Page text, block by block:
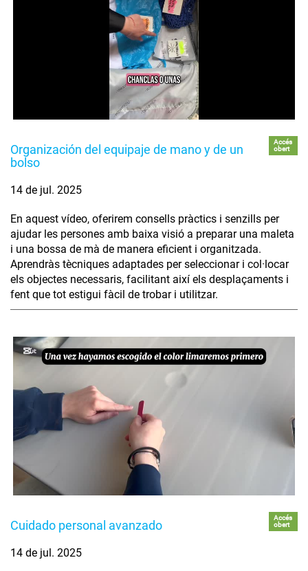
Organización del equipaje de mano y de un
bolso
Accés
obert
14 de jul. 2025
En aquest vídeo, oferirem consells pràctics i senzills per
ajudar les persones amb baixa visió a preparar una maleta
i una bossa de mà de manera eficient i organitzada.
Aprendràs tècniques adaptades per seleccionar i col·locar
els objectes necessaris, facilitant així els desplaçaments i
fent que tot estigui fàcil de trobar i utilitzar.
Cuidado personal avanzado
Accés
obert
14 de jul. 2025